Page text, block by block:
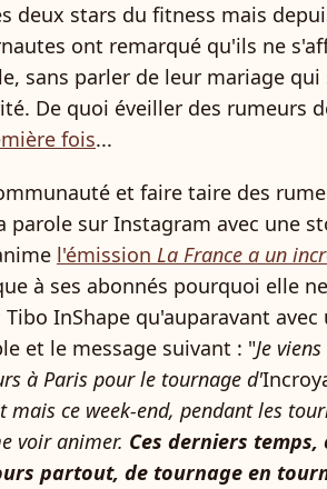
deux stars du fitness mais
ont remarqué qu'ils ne
sans parler de leur mariage qui
De quoi éveiller des rumeurs
fois...
et faire taire des
parole sur Instagram avec une
l'émission La France a un
à ses abonnés pourquoi elle
InShape qu'auparavant
et le message suivant : "Je
à Paris pour le tournage d'
mais ce week-end, pendant les
voir animer. Ces derniers temps,
partout, de tournage en